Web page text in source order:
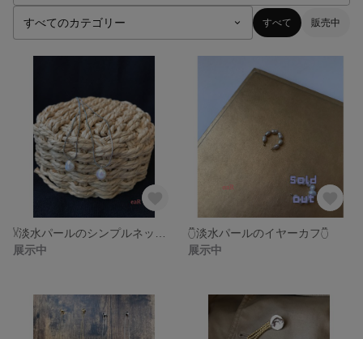
すべて 販売中
展示中
𓇝淡水パールのイヤーカフ𓇝
展示中